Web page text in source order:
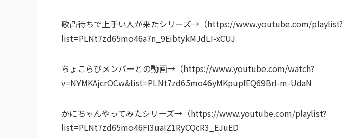
歌凸待ちで上手い人が来たシリーズ→（https://www.youtube.com/playlist?
list=PLNt7zd65mo46a7n_9EibtykMJdLI-xCUJ
ちょこらびメンバーとの動画→（https://www.youtube.com/watch?
v=NYMKAjcrOCw&list=PLNt7zd65mo46yMKpupfEQ69Brl-m-UdaN
かにちゃんやってみたシリーズ→（https://www.youtube.com/playlist?
list=PLNt7zd65mo46FI3uaIZ1RyCQcR3_EJuED